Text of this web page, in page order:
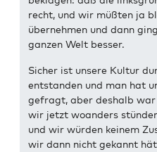
recht, und wir müßten ja
übernehmen und dann
ganzen Welt besser.
Sicher ist unsere Kultur
entstanden und man hat
gefragt, aber deshalb
wir jetzt woanders
und wir würden keinem
wir dann nicht gekannt